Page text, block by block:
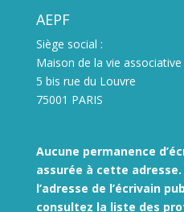
AEPF
Siège social :
Maison de la vie
5 bis rue du Louvre
75001 PARIS
Aucune permanence
assurée à cette
l’adresse de l’écrivain
consultez la liste des